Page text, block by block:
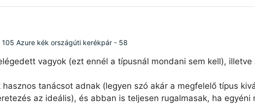
105 Azure kék országúti kerékpár - 58
vagyok (ezt ennél a típusnál mondani sem kell),
tanácsot adnak (legyen szó akár a megfelelő típus
az ideális), és abban is teljesen rugalmasak, ha